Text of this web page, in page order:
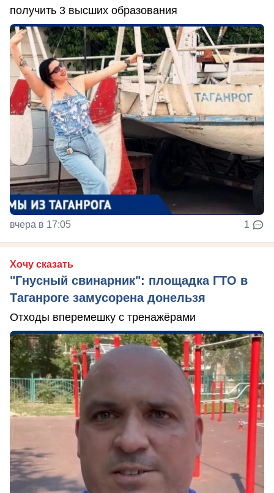
получить 3 высших образования
вчера в 17:05 1
Хочу сказать
"Гнусный свинарник": площадка ГТО в
Таганроге замусорена донельзя
Отходы вперемешку с тренажёрами